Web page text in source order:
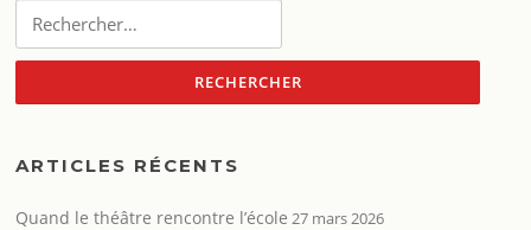
ARTICLES RÉCENTS
Quand le théâtre rencontre l’école 27 mars 2026